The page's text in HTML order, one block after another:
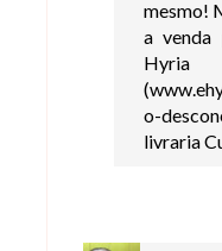
mesmo!
a venda
Hyria
o-
livraria